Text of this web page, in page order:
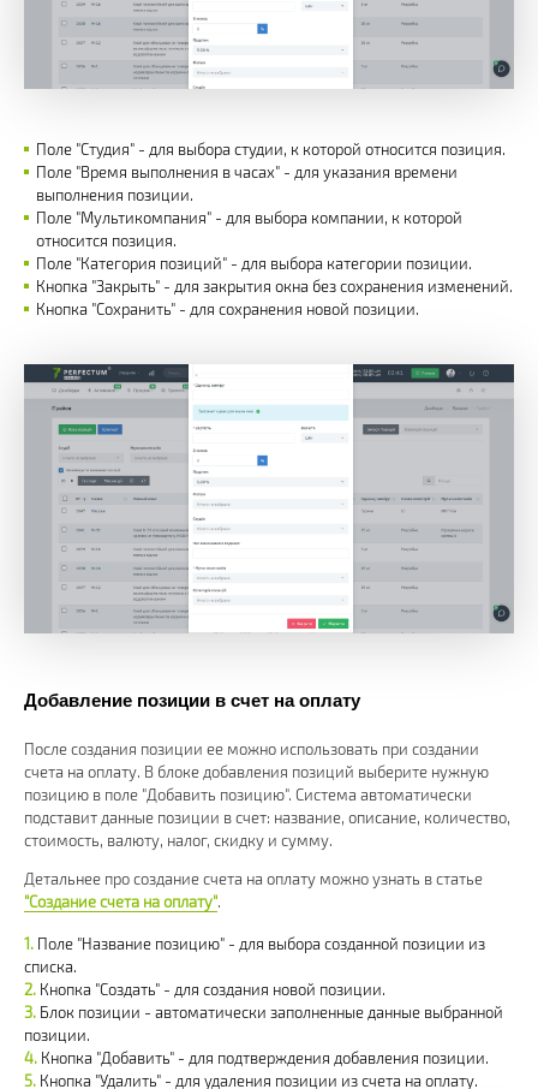
Поле "Студия" - для выбора студии, к которой относится позиция.
Поле "Время выполнения в часах" - для указания времени
выполнения позиции.
Поле "Мультикомпания" - для выбора компании, к которой
относится позиция.
Поле "Категория позиций" - для выбора категории позиции.
Кнопка "Закрыть" - для закрытия окна без сохранения изменений.
Кнопка "Сохранить" - для сохранения новой позиции.
Добавление позиции в счет на оплату
После создания позиции ее можно использовать при создании
счета на оплату. В блоке добавления позиций выберите нужную
позицию в поле "Добавить позицию". Система автоматически
подставит данные позиции в счет: название, описание, количество,
стоимость, валюту, налог, скидку и сумму.
Детальнее про создание счета на оплату можно узнать в статье
"Создание счета на оплату".
Поле "Название позицию" - для выбора созданной позиции из
списка.
Кнопка "Создать" - для создания новой позиции.
Блок позиции - автоматически заполненные данные выбранной
позиции.
Кнопка "Добавить" - для подтверждения добавления позиции.
Кнопка "Удалить" - для удаления позиции из счета на оплату.